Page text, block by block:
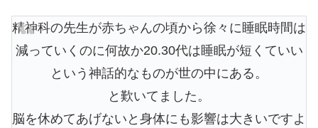
精神科の先生が赤ちゃんの頃から徐々に睡眠時間は
減っていくのに何故か20.30代は睡眠が短くていい
という神話的なものが世の中にある。
と歎いてました。
脳を休めてあげないと身体にも影響は大きいですよ